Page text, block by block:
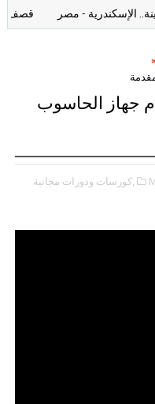
- مصر قصف
جهاز الحاسوب
,كورسات ودورات مجانية